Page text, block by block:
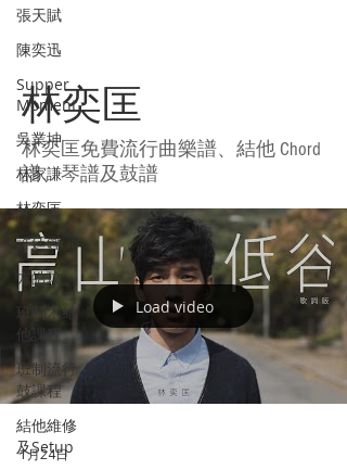
張天賦
陳奕迅
Supper
Moment
吳業坤
林家謙
林奕匡
許廷鏗
方皓玟
班制木結
他課程
班制流行
鼓課程
結他維修
及Setup
林奕匡
林奕匡免費流行曲樂譜、結他 Chord
譜、琴譜及鼓譜
Load video
1月24日